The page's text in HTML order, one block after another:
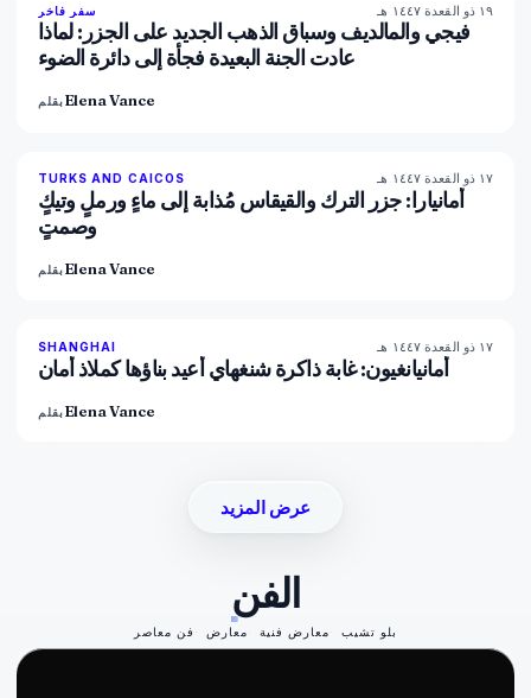
84% 76 سفر فاخر ١٩ ذو القعدة ١٤٤٧ هـ
فيجي والمالديف وسباق الذهب الجديد على الجزر: لماذا
عادت الجنة البعيدة فجأة إلى دائرة الضوء
بقلمElena Vance
96% 60
TURKS AND CAICOS ١٧ ذو القعدة ١٤٤٧ هـ
أمانيارا: جزر الترك والقيقاس مُذابة إلى ماءٍ ورملٍ وتيكٍ
وصمتٍ
بقلمElena Vance
96% 78
SHANGHAI ١٧ ذو القعدة ١٤٤٧ هـ
أمانيانغيون: غابة ذاكرة شنغهاي أُعيد بناؤها كملاذ أمان
بقلمElena Vance
عرض المزيد
الفن
فن معاصر معارض معارض فنية بلو تشيب